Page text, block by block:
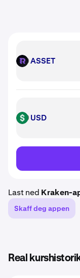
ASSET ASSET
USD USD
Last ned Kraken-
Skaff deg appen
Real